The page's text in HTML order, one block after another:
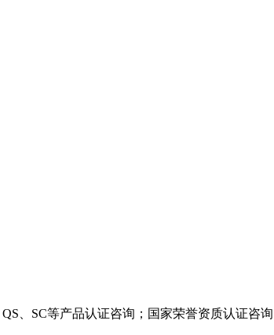
、SC等产品认证咨询；国家荣誉资质认证咨